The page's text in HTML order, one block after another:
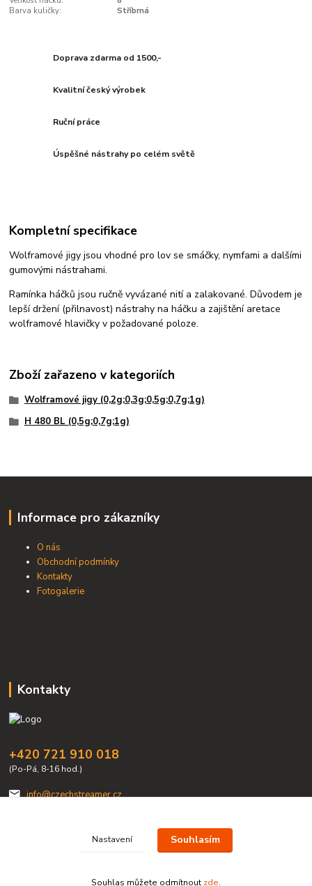
Barva kuličky:
Stříbrná
Doprava zdarma od 1500,-
Kvalitní český výrobek
Ruční práce
Úspěšné nástrahy po celém světě
Kompletní specifikace
Wolframové jigy jsou vhodné pro lov se smáčky, nymfami a dalšími
gumovými nástrahami.
Ramínka háčků jsou ručně vyvázané nití a zalakované. Důvodem je
lepší držení (přilnavost) nástrahy na háčku a zajištění aretace
wolframové hlavičky v požadované poloze.
Zboží zařazeno v kategoriích
Wolframové jigy (0,2g;0,3g;0,5g;0,7g;1g)
H 480 BL (0,5g;0,7g;1g)
Informace pro zákazníky
O nás
Obchodní podmínky
Kontakty
Fotogalerie
Kontakty
+420 721 910 018
(Po-Pá, 8-16 hod.)
info@czechstreamer.cz
Nastavení Souhlasím
Souhlas můžete odmítnout zde.